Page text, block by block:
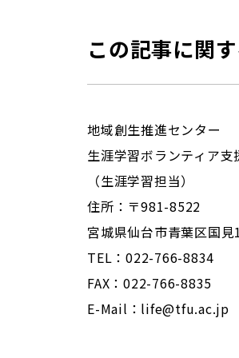
この記事に関
地域創生推進センター
生涯学習ボランティア支
（生涯学習担当）
住所：〒981-8522
宮城県仙台市青葉区国見
TEL：022-766-8834
FAX：022-766-8835
E-Mail： life@tfu.ac.jp